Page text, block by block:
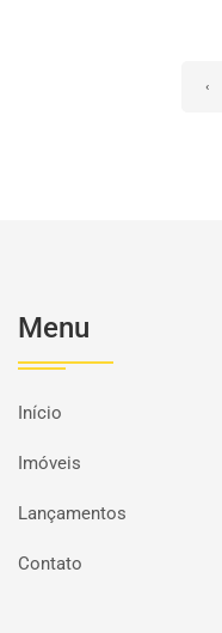
‹
Menu
Início
Imóveis
Lançamentos
Contato